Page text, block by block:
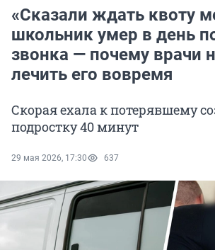
«Сказали ждать квоту
школьник умер в день
звонка — почему врачи
лечить его вовремя
Скорая ехала к потерявшему
подростку 40 минут
29 мая 2026, 17:30 637